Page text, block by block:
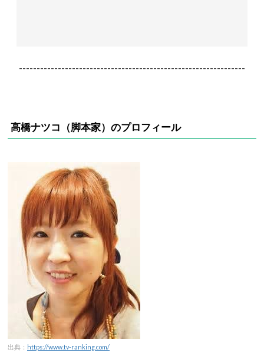
----------------------------------------------------------------
高橋ナツコ（脚本家） のプロフィール
出典： https://www.tv-ranking.com/